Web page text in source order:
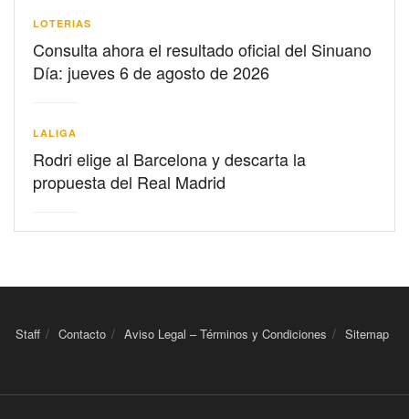
LOTERIAS
Consulta ahora el resultado oficial del Sinuano
Día: jueves 6 de agosto de 2026
LALIGA
Rodri elige al Barcelona y descarta la
propuesta del Real Madrid
Staff Contacto Aviso Legal – Términos y Condiciones Sitemap